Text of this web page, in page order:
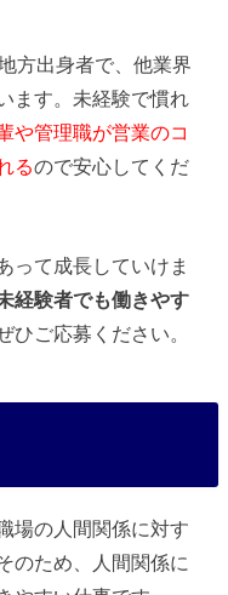
方出身者で、他業界
ます。未経験で慣れ
や管理職が営業のコ
るので安心してくだ
って成長していけま
経験者でも働きやす
ひご応募ください。
場の人間関係に対す
のため、人間関係に